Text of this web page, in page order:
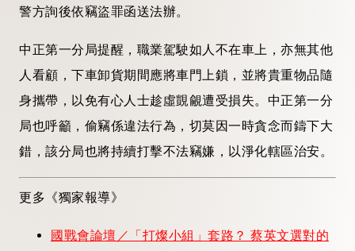
警方詢後依竊盜罪函送法辦。
中正第一分局提醒，職業駕駛如人不在車上，亦無其他
人看顧，下車卸貨期間應將車門上鎖，並將貴重物品隨
身攜帶，以免有心人士趁虛覬覦遭受損失。中正第一分
局也呼籲，偷竊係違法行為，切莫因一時貪念而鑄下大
錯，該分局也將持續打擊不法竊嫌，以淨化轄區治安。
更多《獨家報導》
國戰會論壇／「打燦小組」套路？ 蔡英文選對的